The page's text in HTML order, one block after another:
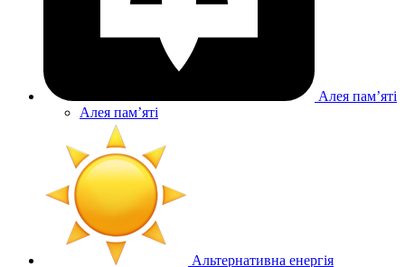
Алея памʼяті
Алея памʼяті
Альтернативна енергія